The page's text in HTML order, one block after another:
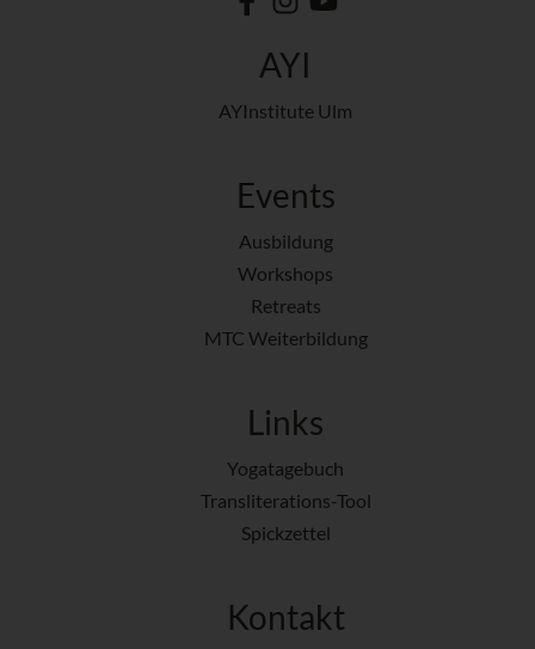
AYI
AYInstitute Ulm
Events
Ausbildung
Workshops
Retreats
MTC Weiterbildung
Links
Yogatagebuch
Transliterations-Tool
Spickzettel
Kontakt